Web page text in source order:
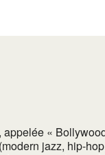
«
jazz, hip-